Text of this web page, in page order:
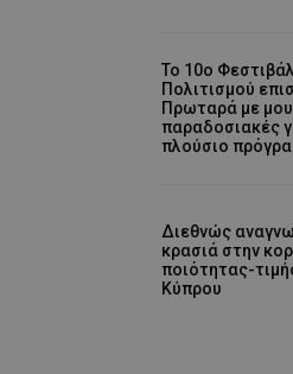
Το 10ο
Πολιτισμού
Πρωταρά με
παραδοσιακές
πλούσιο
Διεθνώς
κρασιά στην
ποιότητας-
Κύπρου